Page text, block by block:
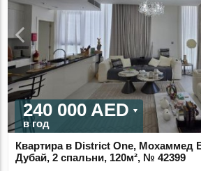
240 000 AED
в год
Квартира в District One, Мохаммед
Дубай, 2 спальни, 120м², № 42399